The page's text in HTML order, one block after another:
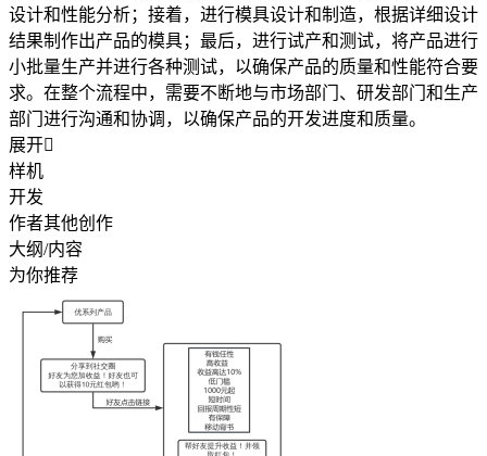
设计和性能分析；接着，进行模具设计和制造，根据详细设计
结果制作出产品的模具；最后，进行试产和测试，将产品进行
小批量生产并进行各种测试，以确保产品的质量和性能符合要
求。在整个流程中，需要不断地与市场部门、研发部门和生产
部门进行沟通和协调，以确保产品的开发进度和质量。
展开
样机
开发
作者其他创作
大纲/内容
为你推荐